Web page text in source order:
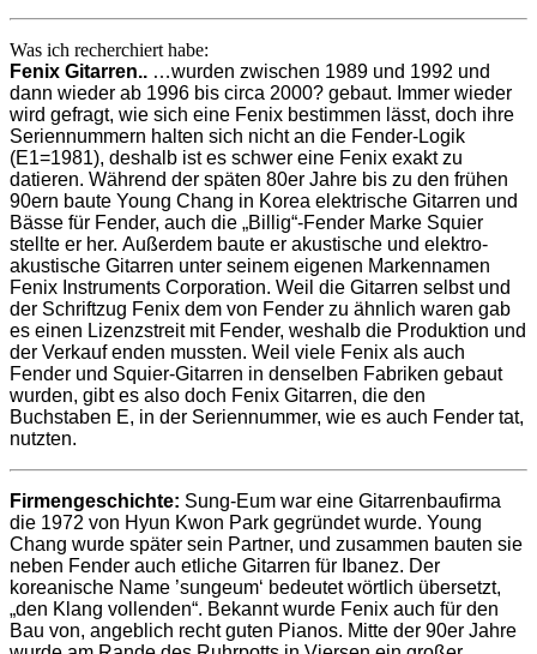
Was ich recherchiert habe:
Fenix Gitarren.. …wurden zwischen 1989 und 1992 und
dann wieder ab 1996 bis circa 2000? gebaut. Immer wieder
wird gefragt, wie sich eine Fenix bestimmen lässt, doch ihre
Seriennummern halten sich nicht an die Fender-Logik
(E1=1981), deshalb ist es schwer eine Fenix exakt zu
datieren. Während der späten 80er Jahre bis zu den frühen
90ern baute Young Chang in Korea elektrische Gitarren und
Bässe für Fender, auch die „Billig“-Fender Marke Squier
stellte er her. Außerdem baute er akustische und elektro-
akustische Gitarren unter seinem eigenen Markennamen
Fenix Instruments Corporation. Weil die Gitarren selbst und
der Schriftzug Fenix dem von Fender zu ähnlich waren gab
es einen Lizenzstreit mit Fender, weshalb die Produktion und
der Verkauf enden mussten. Weil viele Fenix als auch
Fender und Squier-Gitarren in denselben Fabriken gebaut
wurden, gibt es also doch Fenix Gitarren, die den
Buchstaben E, in der Seriennummer, wie es auch Fender tat,
nutzten.
Firmengeschichte: Sung-Eum war eine Gitarrenbaufirma
die 1972 von Hyun Kwon Park gegründet wurde. Young
Chang wurde später sein Partner, und zusammen bauten sie
neben Fender auch etliche Gitarren für Ibanez. Der
koreanische Name ’sungeum‘ bedeutet wörtlich übersetzt,
„den Klang vollenden“. Bekannt wurde Fenix auch für den
Bau von, angeblich recht guten Pianos. Mitte der 90er Jahre